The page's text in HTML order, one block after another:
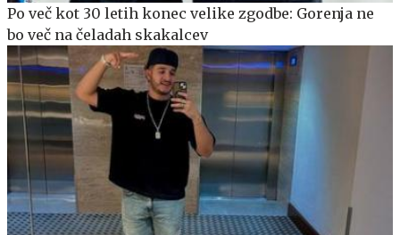
Po več kot 30 letih konec velike zgodbe: Gorenja ne
bo več na čeladah skakalcev